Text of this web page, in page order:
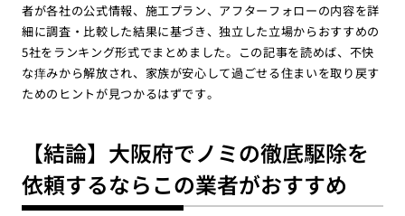
者が各社の公式情報、施工プラン、アフターフォローの内容を詳
細に調査・比較した結果に基づき、独立した立場からおすすめの
5社をランキング形式でまとめました。この記事を読めば、不快
な痒みから解放され、家族が安心して過ごせる住まいを取り戻す
ためのヒントが見つかるはずです。
【結論】大阪府でノミの徹底駆除を
依頼するならこの業者がおすすめ